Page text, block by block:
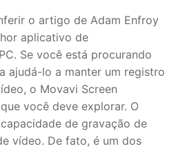
o artigo de Adam Enfroy
aplicativo de
Se você está procurando
ajudá-lo a manter um registro
o Movavi Screen
você deve explorar. O
de gravação de
vídeo. De fato, é um dos